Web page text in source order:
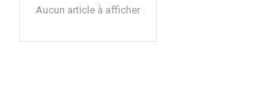
Aucun article à afficher